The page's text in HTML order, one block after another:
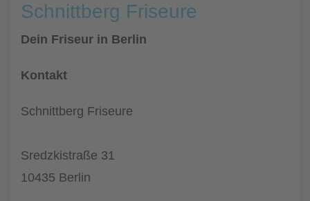
Schnittberg Friseure
Dein Friseur in Berlin
Kontakt
Schnittberg Friseure
Sredzkistraße 31
10435 Berlin